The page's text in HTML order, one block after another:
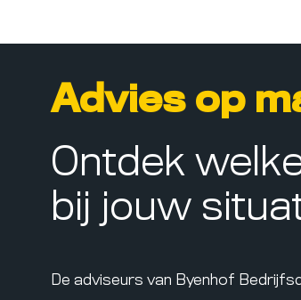
Advies op
Ontdek
bij jouw
De adviseurs van Byenhof